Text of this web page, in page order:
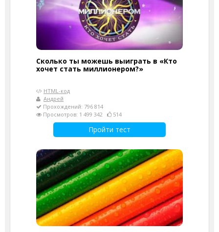
Сколько ты можешь выиграть в «Кто
хочет стать миллионером?»
HTML-код
Андрей
Прохождений: 796 814
Просмотров: 1 499 342
514
Пройти тест